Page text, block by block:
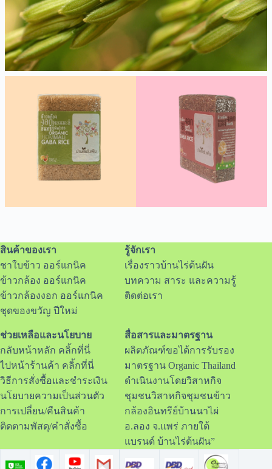
สินค้าของเรา
ชาใบข้าว ออร์แกนิค
ข้าวกล้อง ออร์แกนิค
ข้าวกล้องงอก ออร์แกนิค
ชุดของขวัญ ปีใหม่
รู้จักเรา
เรื่องราวบ้านไร่ต้นฝัน
บทความ สาระ และความรู้
ติดต่อเรา
ช่วยเหลือและนโยบาย
กลับหน้าหลัก คลิ้กที่นี่
ไปหน้าร้านค้า คลิ้กที่นี่
วิธีการสั่งซื้อและชำระเงิน
นโยบายความเป็นส่วนตัว
การเปลี่ยน/คืนสินค้า
ติดตามพัสดุ/คำสั่งซื้อ
สื่อสารและมาตรฐาน
ผลิตภัณฑ์ขอได้การรับรอง
มาตรฐาน Organic Thailand
ดำเนินงานโดยวิสาหกิจ
ชุมชนวิสาหกิจชุมชนข้าว
กล้องอินทรีย์บ้านนาไผ่
อ.ลอง จ.แพร่ ภายใต้
แบรนด์ บ้านไร่ต้นฝัน”